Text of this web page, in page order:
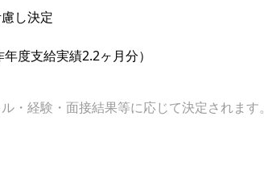
し決定
度支給実績2.2ヶ月分）
・経験・面接結果等に応じて決定されます。